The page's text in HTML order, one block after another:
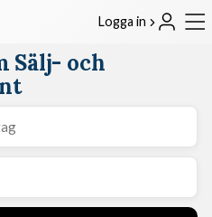
Logga in
Sälj- och